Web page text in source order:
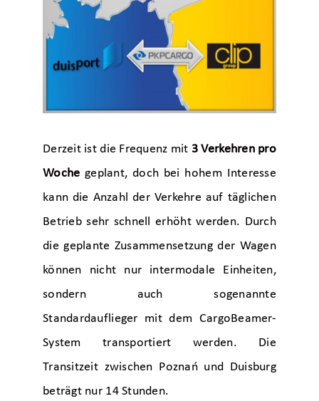
Derzeit ist die Frequenz mit 3 Verkehren pro
Woche geplant, doch bei hohem Interesse
kann die Anzahl der Verkehre auf täglichen
Betrieb sehr schnell erhöht werden. Durch
die geplante Zusammensetzung der Wagen
können nicht nur intermodale Einheiten,
sondern auch sogenannte
Standardauflieger mit dem CargoBeamer-
System transportiert werden. Die
Transitzeit zwischen Poznań und Duisburg
beträgt nur 14 Stunden.